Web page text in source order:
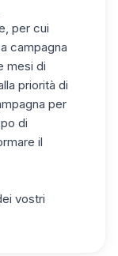
per cui
campagna
mesi di
priorità di
per
di
il
vostri